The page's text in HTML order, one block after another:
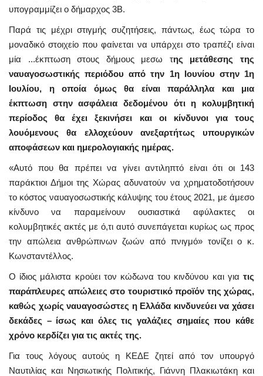
υπογραμμίζει ο δήμαρχος 3Β.
Παρά τις μέχρι στιγμής συζητήσεις, πάντως, έως τώρα το
μοναδικό στοιχείο που φαίνεται να υπάρχει στο τραπέζι είναι
μία ...έκπτωση στους δήμους μεσω της μετάθεσης της
ναυαγοσωστικής περιόδου από την 1η Ιουνίου στην 1η
Ιουλίου, η οποία όμως θα είναι παράλληλα και μια
έκπτωση στην ασφάλεια δεδομένου ότι η κολυμβητική
περίοδος θα έχει ξεκινήσει και οι κίνδυνοι για τους
λουόμενους θα ελλοχεύουν ανεξαρτήτως υπουργικών
αποφάσεων και ημερολογιακής ημέρας.
«Αυτό που θα πρέπει να γίνει αντιληπτό είναι ότι οι 143
παράκτιοι Δήμοι της Χώρας αδυνατούν να χρηματοδοτήσουν
το κόστος ναυαγοσωστικής κάλυψης του έτους 2021, με άμεσο
κίνδυνο να παραμείνουν ουσιαστικά αφύλακτες οι
κολυμβητικές ακτές με ό,τι αυτό συνεπάγεται κυρίως ως προς
την απώλεια ανθρώπινων ζωών από πνιγμό» τονίζει ο κ.
Κωνσταντέλλος.
Ο ίδιος μάλιστα κρούει τον κώδωνα του κινδύνου και για τις
παράπλευρες απώλειες στο τουριστικό προϊόν της χώρας,
καθώς χωρίς ναυαγοσώστες η Ελλάδα κινδυνεύει να χάσει
δεκάδες – ίσως και όλες τις γαλάζιες σημαίες που κάθε
χρόνο κερδίζει για τις ακτές της.
Για τους λόγους αυτούς η ΚΕΔΕ ζητεί από τον υπουργό
Ναυτιλίας και Νησιωτικής Πολιτικής, Γιάννη Πλακιωτάκη και